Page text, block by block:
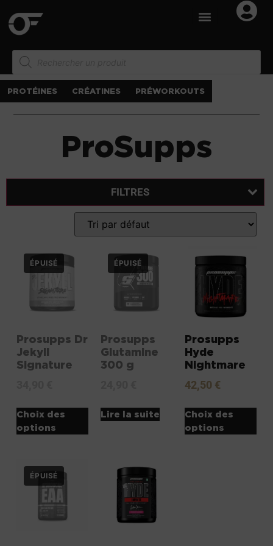
PROTÉINES CRÉATINES PRÉWORKOUTS
ProSupps
FILTRES
Prosupps Dr
Jekyll
Signature
Choix des
options
Prosupps
Glutamine
300 g
Lire la suite
Prosupps
Hyde
Nightmare
42,50 €
Choix des
options